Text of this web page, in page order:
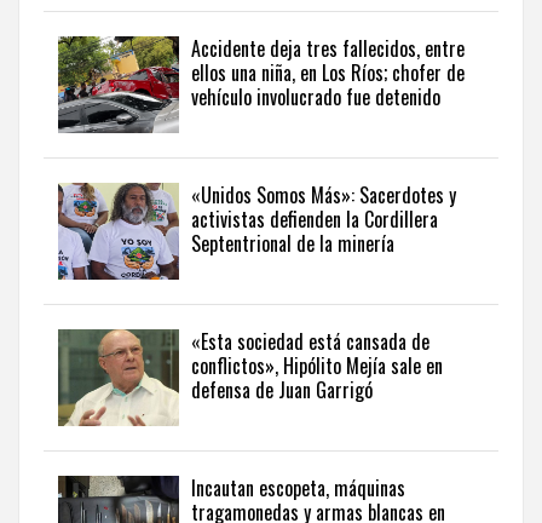
desde
una
perspectiva
internacional,
visite
the
latest
news
from
Dominican
English.
Accidente deja tres fallecidos, entre
ellos una niña, en Los Ríos; chofer de
vehículo involucrado fue detenido
«Unidos Somos Más»: Sacerdotes y
activistas defienden la Cordillera
Septentrional de la minería
«Esta sociedad está cansada de
conflictos», Hipólito Mejía sale en
defensa de Juan Garrigó
Incautan escopeta, máquinas
tragamonedas y armas blancas en